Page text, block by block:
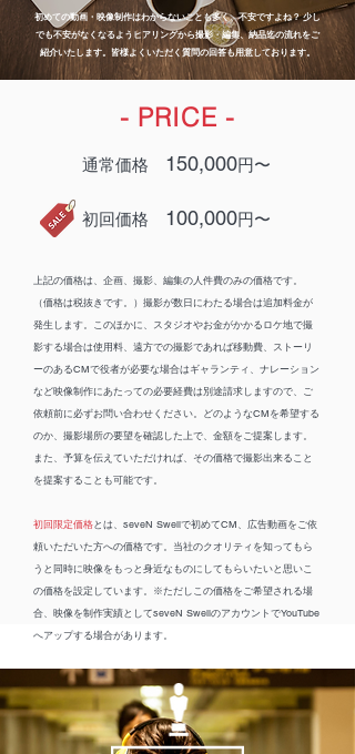
初めての動画・映像制作はわからないことも多く、不安ですよね？少し
でも不安がなくなるようヒアリングから撮影・編集、納品迄の流れをご
紹介いたします。 皆様よくいただく質問の回答も用意しております。
- PRICE -
​通常価格 150,000円〜
​初回価格 100,000円〜
上記の価格は、企画、撮影、編集の人件費のみの価格です。
（価格は税抜きです。）撮影が数日にわたる場合は追加料金が
発生します。このほかに、スタジオやお金がかかるロケ地で撮
影する場合は使用料、遠方での撮影であれば移動費、ストーリ
ーのあるCMで役者が必要な場合はギャランティ、ナレーション
など映像制作にあたっての必要経費は別途請求しますので、ご
依頼前に必ずお問い合わせください。どのようなCMを希望する
のか、撮影場所の要望を確認した上で、金額をご提案します。
また、予算を伝えていただければ、その価格で撮影出来ること
を提案することも可能です。
初回限定価格とは、seveN Swellで初めてCM、広告動画をご依
頼いただいた方への価格です。当社のクオリティを知ってもら
うと同時に映像をもっと身近なものにしてもらいたいと思いこ
の価格を設定しています。※ただしこの価格をご希望される場
合、映像を制作実績としてseveN SwellのアカウントでYouTube
へアップする場合があります。